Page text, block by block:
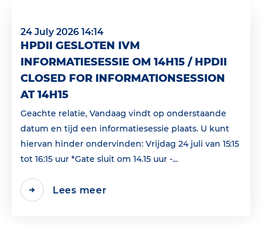
24 July 2026 14:14
HPDII GESLOTEN IVM
INFORMATIESESSIE OM 14H15 / HPDII
CLOSED FOR INFORMATIONSESSION
AT 14H15
Geachte relatie, Vandaag vindt op onderstaande
datum en tijd een informatiesessie plaats. U kunt
hiervan hinder ondervinden: Vrijdag 24 juli van 15:15
tot 16:15 uur *Gate sluit om 14.15 uur -...
Lees meer